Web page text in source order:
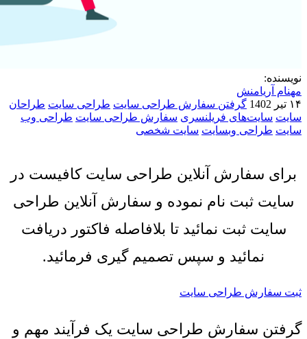
نویسنده:
مهنام آریامنش
۱۴ تیر 1402
گرفتن سفارش طراحی سایت طراحی سایت طراحان
سایت سایت‌های فریلنسری سفارش طراحی سایت طراحی وب
سایت طراحی وبسایت سایت شخصی
برای سفارش آنلاین طراحی سایت کافیست در
سایت ثبت نام نموده و سفارش آنلاین طراحی
سایت ثبت نمائید تا بلافاصله فاکتور دریافت
نمائید و سپس تصمیم گیری فرمائید.
ثبت سفارش طراحی سایت
گرفتن سفارش طراحی سایت یک فرآیند مهم و